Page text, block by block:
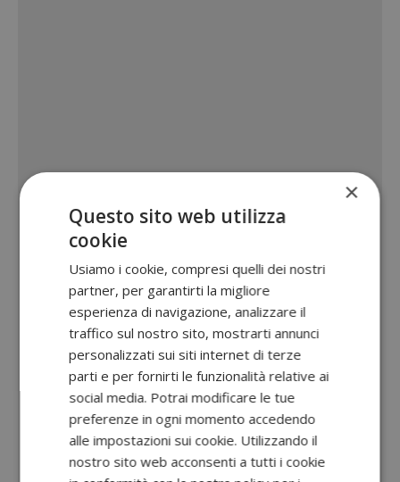
×
Questo sito web utilizza
cookie
Usiamo i cookie, compresi quelli dei nostri
partner, per garantirti la migliore
esperienza di navigazione, analizzare il
traffico sul nostro sito, mostrarti annunci
personalizzati sui siti internet di terze
parti e per fornirti le funzionalità relative ai
social media. Potrai modificare le tue
preferenze in ogni momento accedendo
alle impostazioni sui cookie. Utilizzando il
nostro sito web acconsenti a tutti i cookie